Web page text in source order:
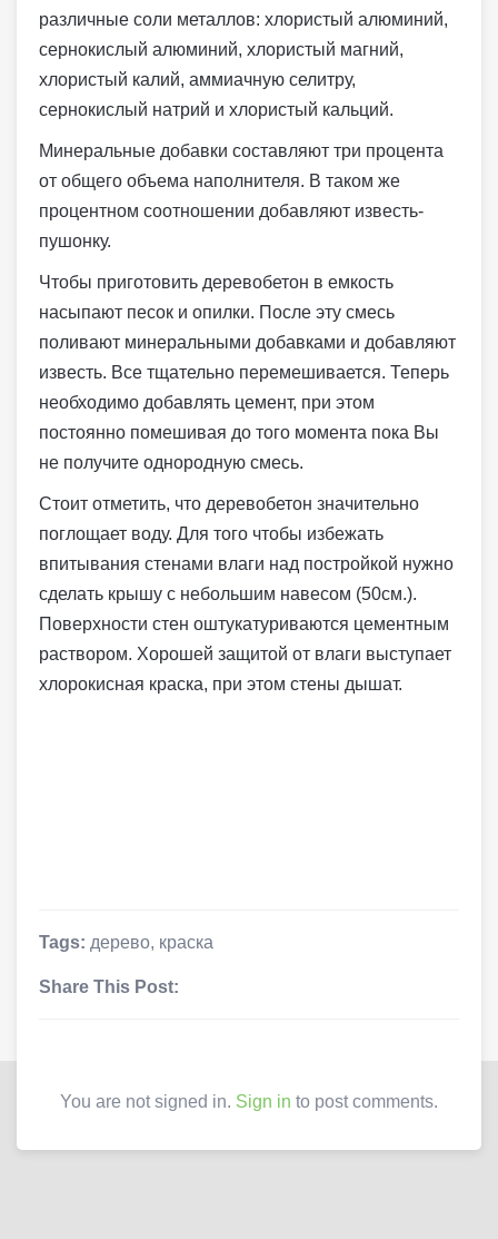
различные соли металлов: хлористый алюминий,
сернокислый алюминий, хлористый магний,
хлористый калий, аммиачную селитру,
сернокислый натрий и хлористый кальций.
Минеральные добавки составляют три процента
от общего объема наполнителя. В таком же
процентном соотношении добавляют известь-
пушонку.
Чтобы приготовить деревобетон в емкость
насыпают песок и опилки. После эту смесь
поливают минеральными добавками и добавляют
известь. Все тщательно перемешивается. Теперь
необходимо добавлять цемент, при этом
постоянно помешивая до того момента пока Вы
не получите однородную смесь.
Стоит отметить, что деревобетон значительно
поглощает воду. Для того чтобы избежать
впитывания стенами влаги над постройкой нужно
сделать крышу с небольшим навесом (50см.).
Поверхности стен оштукатуриваются цементным
раствором. Хорошей защитой от влаги выступает
хлорокисная краска, при этом стены дышат.
Tags: дерево, краска
Share This Post:
You are not signed in. Sign in to post comments.